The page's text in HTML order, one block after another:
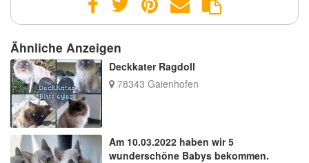
Ähnliche Anzeigen
Deckkater Ragdoll
78343 Gaienhofen
Am 10.03.2022 haben wir 5
wunderschöne Babys bekommen.